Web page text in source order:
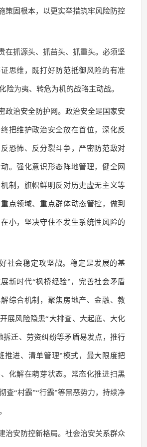
策固根本，以更实举措筑牢风险防控
在抓源头、抓苗头、抓重头。必须坚
思维，既打好防范抵御风险的有准
险为夷、转危为机的战略主动战。
政治安全防护网。政治安全是国家安
把维护政治安全放在首位，深化反
恐怖、反分裂斗争，严密防范敌对
。强化意识形态阵地管理，健全网
制，旗帜鲜明反对历史虚无主义等
点领域、重点群体动态管控，做到
小，坚决守住不发生系统性风险的
好社会稳定攻坚战。稳定是发展的基
新时代“枫桥经验”，完善社会矛盾
综合机制，聚焦房地产、金融、教
展风险隐患“大排查、大起底、大化
拆迁、劳资纠纷等矛盾易发点，推行
推进、清单管理”模式，最大限度把
化解在萌芽状态。常态化推进扫黑
查“村霸”“行霸”等黑恶势力，持续净
治安防控新格局。社会治安关系群众